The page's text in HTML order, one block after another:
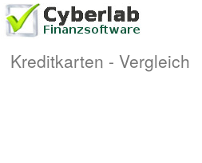
Kreditkarten - Vergleich